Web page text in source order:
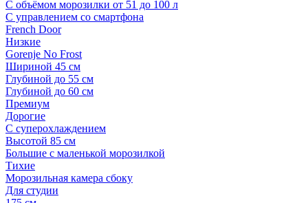
С объёмом морозилки от 51 до 100 л
С управлением со смартфона
French Door
Низкие
Gorenje No Frost
Шириной 45 см
Глубиной до 55 см
Глубиной до 60 см
Премиум
Дорогие
С суперохлаждением
Высотой 85 см
Большие с маленькой морозилкой
Тихие
Морозильная камера сбоку
Для студии